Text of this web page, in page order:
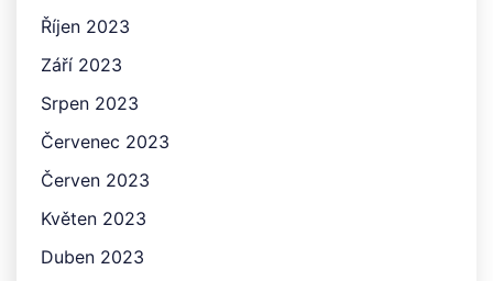
Říjen 2023
Září 2023
Srpen 2023
Červenec 2023
Červen 2023
Květen 2023
Duben 2023